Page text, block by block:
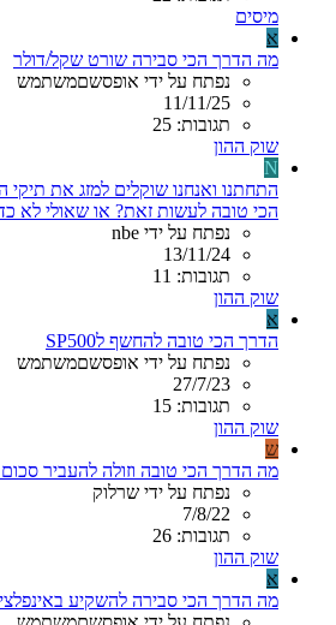
מיסים
א
מה הדרך הכי סבירה שורט שקל/דולר
נפתח על ידי אופסשםמשתמש
11/11/25
תגובות: 25
שוק ההון
N
התחתנו ואנחנו שוקלים למזג את
הכי טובה לעשות זאת? או שאולי לא
נפתח על ידי nbe
13/11/24
תגובות: 11
שוק ההון
א
הדרך הכי טובה להחשף לSP500
נפתח על ידי אופסשםמשתמש
27/7/23
תגובות: 15
שוק ההון
ש
מה הדרך הכי טובה וזולה להעביר
נפתח על ידי שרלוק
7/8/22
תגובות: 26
שוק ההון
א
מה הדרך הכי סבירה להשקיע